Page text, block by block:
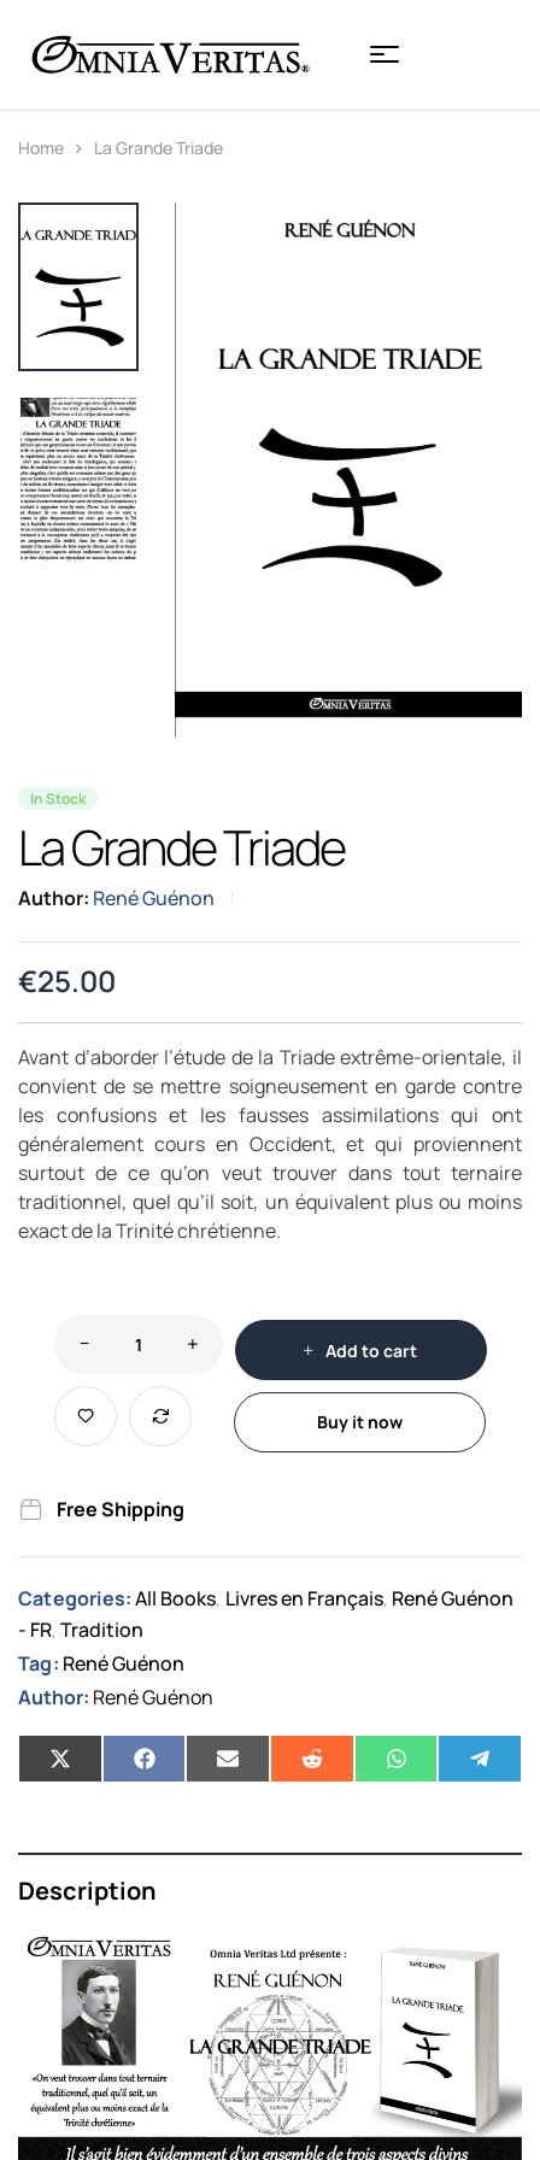
Home La Grande Triade
In Stock
La Grande Triade
Author: René Guénon
€25.00
Avant d’aborder l’étude de la Triade extrême-orientale, il
convient de se mettre soigneusement en garde contre
les confusions et les fausses assimilations qui ont
généralement cours en Occident, et qui proviennent
surtout de ce qu’on veut trouver dans tout ternaire
traditionnel, quel qu’il soit, un équivalent plus ou moins
exact de la Trinité chrétienne.
Add to cart
Buy it now
Free Shipping
Categories: All Books, Livres en Français, René Guénon
- FR,Tradition
Tag: René Guénon
Author: René Guénon
Description